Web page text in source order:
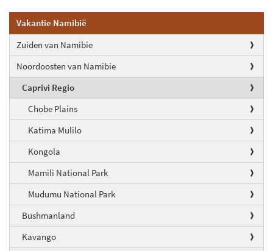
Vakantie Namibië
Zuiden van Namibie
Noordoosten van Namibie
Caprivi Regio
Chobe Plains
Katima Mulilo
Kongola
Mamili National Park
Mudumu National Park
Bushmanland
Kavango